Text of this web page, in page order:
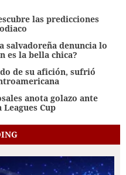
las predicciones
salvadoreña denuncia lo
es la bella chica?
de su afición, sufrió
anota golazo ante
Cup